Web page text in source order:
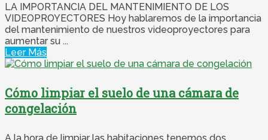
LA IMPORTANCIA DEL MANTENIMIENTO DE LOS
VIDEOPROYECTORES Hoy hablaremos de la importancia
del mantenimiento de nuestros videoproyectores para
aumentar su ...
Leer Más
Cómo limpiar el suelo de una cámara de
congelación